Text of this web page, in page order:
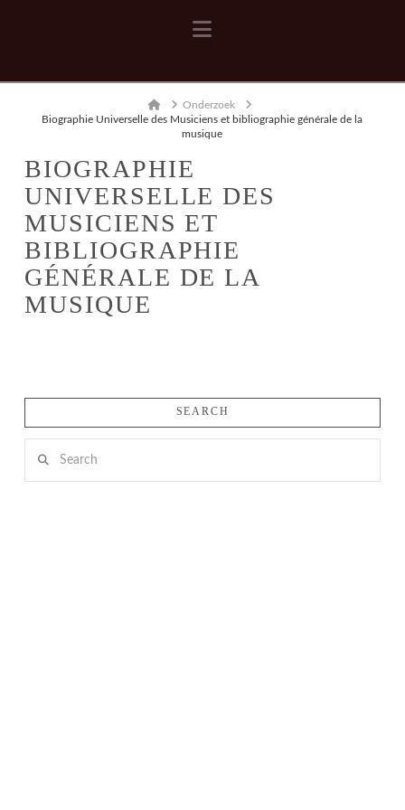
Navigation
HomeOnderzoek
Biographie Universelle des Musiciens et bibliographie générale de la
musique
BIOGRAPHIE
UNIVERSELLE DES
MUSICIENS ET
BIBLIOGRAPHIE
GÉNÉRALE DE LA
MUSIQUE
SEARCH